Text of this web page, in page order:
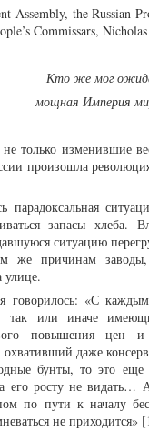
Assembly, the Russian
Commissars,
Кто же мог
мощная Империя
только изменившие
произошла
парадоксальная
запасы хлеба.
ситуацию
же причинам
улице.
говорилось: «С
так или иначе
повышения цен
даже
бунты, то это
росту не видать…
по пути к началу
не приходится»